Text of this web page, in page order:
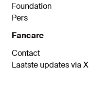
Foundation
Pers
Fancare
Contact
Laatste updates via X